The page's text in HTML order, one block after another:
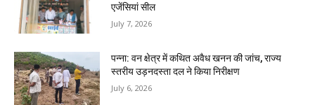
एजेंसियां सील
July 7, 2026
पन्ना: वन क्षेत्र में कथित अवैध खनन की जांच, राज्य
स्तरीय उड़नदस्ता दल ने किया निरीक्षण
July 6, 2026